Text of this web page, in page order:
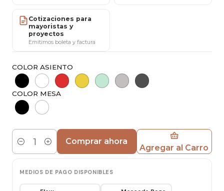
Peso
4 kg
Cotizaciones para
mayoristas y
proyectos
Emitimos boleta y factura
COLOR ASIENTO
COLOR MESA
Cantidad Agregar al Carro
Comprar ahora
MEDIOS DE PAGO DISPONIBLES